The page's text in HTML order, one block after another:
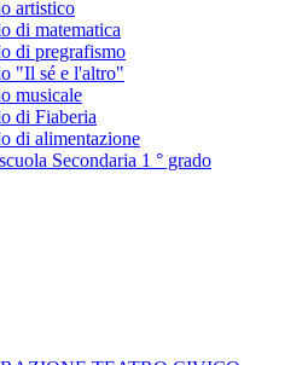
artistico
di matematica
di pregrafismo
"Il sé e l'altro"
musicale
di Fiaberia
di alimentazione
Secondaria 1 ° grado